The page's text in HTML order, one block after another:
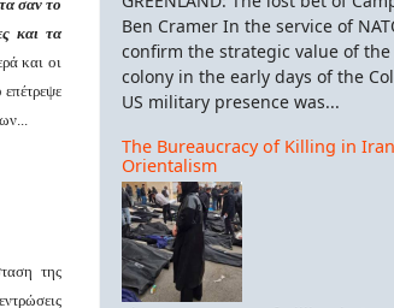
σαν το
και τα
και οι
της
Ben Cramer In the service of
confirm the strategic value of the
colony in the early days of the
US military presence was...
The Bureaucracy of Killing in
Orientalism